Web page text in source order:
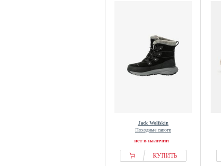
Jack Wolfskin
Походные сапоги
нет в наличии
КУПИТЬ